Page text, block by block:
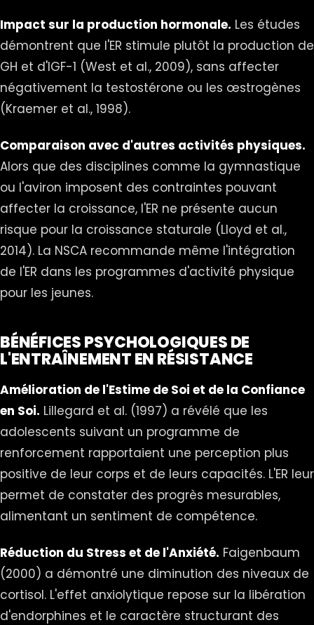
Impact sur la production hormonale. Les études
démontrent que l'ER stimule plutôt la production de
GH et d'IGF-1 (West et al., 2009), sans affecter
négativement la testostérone ou les œstrogènes
(Kraemer et al., 1998).
Comparaison avec d'autres activités physiques.
Alors que des disciplines comme la gymnastique
ou l'aviron imposent des contraintes pouvant
affecter la croissance, l'ER ne présente aucun
risque pour la croissance staturale (Lloyd et al.,
2014). La NSCA recommande même l'intégration
de l'ER dans les programmes d'activité physique
pour les jeunes.
BÉNÉFICES PSYCHOLOGIQUES DE
L'ENTRAÎNEMENT EN RÉSISTANCE
Amélioration de l'Estime de Soi et de la Confiance
en Soi. Lillegard et al. (1997) a révélé que les
adolescents suivant un programme de
renforcement rapportaient une perception plus
positive de leur corps et de leurs capacités. L'ER leur
permet de constater des progrès mesurables,
alimentant un sentiment de compétence.
Réduction du Stress et de l'Anxiété. Faigenbaum
(2000) a démontré une diminution des niveaux de
cortisol. L'effet anxiolytique repose sur la libération
d'endorphines et le caractère structurant des